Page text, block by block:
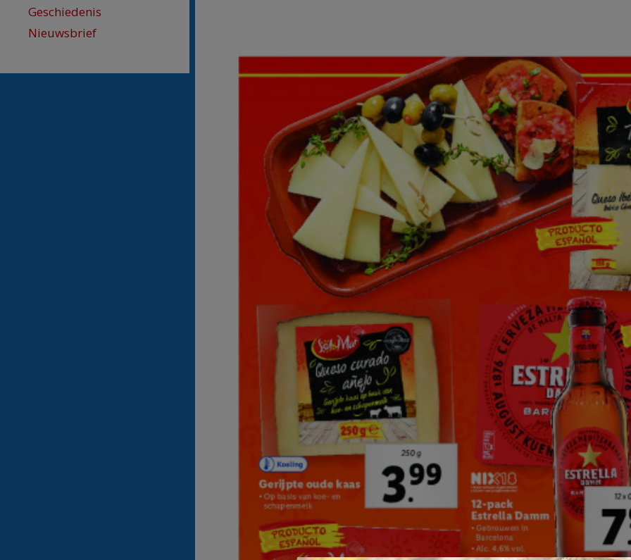
Geschiedenis
Nieuwsbrief